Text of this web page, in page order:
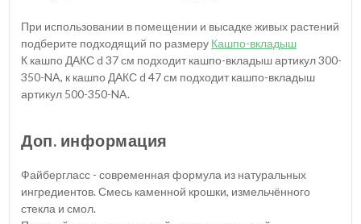
При использовании в помещении и высадке живых растений
подберите подходящий по размеру Кашпо-вкладыш
К кашпо ДАКС d 37 см подходит кашпо-вкладыш артикул 300-
350-NA, к кашпо ДАКС d 47 см подходит кашпо-вкладыш
артикул 500-350-NA.
Доп. информация
Файбергласс - современная формула из натуральных
ингредиентов. Смесь каменной крошки, измельчённого
стекла и смол.